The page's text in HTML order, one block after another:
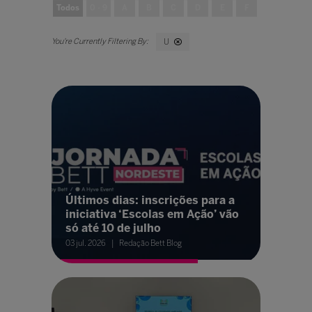
Todos
U
Últimos dias: inscrições para a
iniciativa ‘Escolas em Ação’ vão
só até 10 de julho
03 jul. 2026 Redação Bett Blog